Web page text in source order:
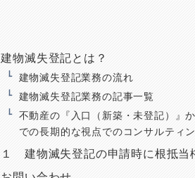
建物滅失登記とは？
建物滅失登記業務の流れ
建物滅失登記業務の記事一覧
不動産の『入口（新築・未登記）』
での長期的な視点でのコンサルティ
１ 建物滅失登記の申請時に根抵当